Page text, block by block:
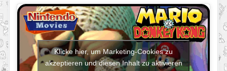
Klicke hier, um Marketing-Cookies zu
akzeptieren und diesen Inhalt zu aktivieren